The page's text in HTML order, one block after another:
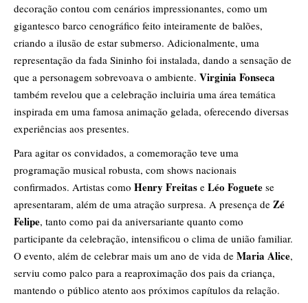
decoração contou com cenários impressionantes, como um
gigantesco barco cenográfico feito inteiramente de balões,
criando a ilusão de estar submerso. Adicionalmente, uma
representação da fada Sininho foi instalada, dando a sensação de
que a personagem sobrevoava o ambiente. Virginia Fonseca
também revelou que a celebração incluiria uma área temática
inspirada em uma famosa animação gelada, oferecendo diversas
experiências aos presentes.
Para agitar os convidados, a comemoração teve uma
programação musical robusta, com shows nacionais
confirmados. Artistas como Henry Freitas e Léo Foguete se
apresentaram, além de uma atração surpresa. A presença de Zé
Felipe, tanto como pai da aniversariante quanto como
participante da celebração, intensificou o clima de união familiar.
O evento, além de celebrar mais um ano de vida de Maria Alice,
serviu como palco para a reaproximação dos pais da criança,
mantendo o público atento aos próximos capítulos da relação.